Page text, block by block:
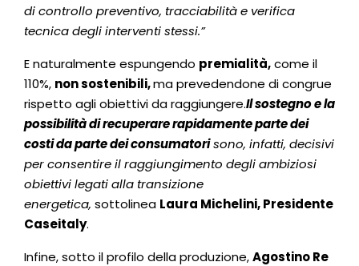
di controllo preventivo, tracciabilità e verifica
tecnica degli interventi stessi.”
E naturalmente espungendo premialità,come il
110%, non sostenibili,ma prevedendone di congrue
rispetto agli obiettivi da raggiungere.Il sostegno e la
possibilità di recuperare rapidamente parte dei
costi da parte dei consumatorisono, infatti, decisivi
per consentire il raggiungimento degli ambiziosi
obiettivi legati alla transizione
energetica, sottolinea Laura Michelini, Presidente
Caseitaly.
Infine, sotto il profilo della produzione,Agostino Re